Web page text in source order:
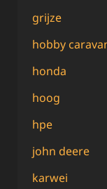
grijze
hobby
honda
hoog
hpe
john deere
karwei